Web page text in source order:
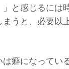
と感じるには
うと、必要以
は癖になってい